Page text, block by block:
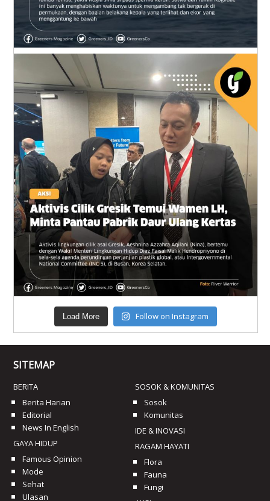
Load More Follow on Instagram
SITEMAP
BERITA
Berita Harian
Editorial
News In English
GAYA HIDUP
Famous Opinion
Mode
Sehat
Ulasan
SOSOK & KOMUNITAS
Sosok
Komunitas
IDE & INOVASI
RAGAM HAYATI
Flora
Fauna
Fungi